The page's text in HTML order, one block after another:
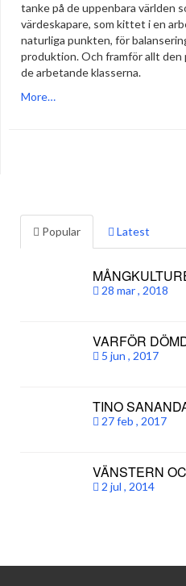
tanke på de uppenbara världen
värdeskapare, som kittet i en
naturliga punkten, för
produktion. Och framför allt
de arbetande klasserna.
More…
Popular Latest
28 mar , 2018
VARFÖR
5 jun , 2017
TINO
27 feb , 2017
VÄNSTERN
2 jul , 2014